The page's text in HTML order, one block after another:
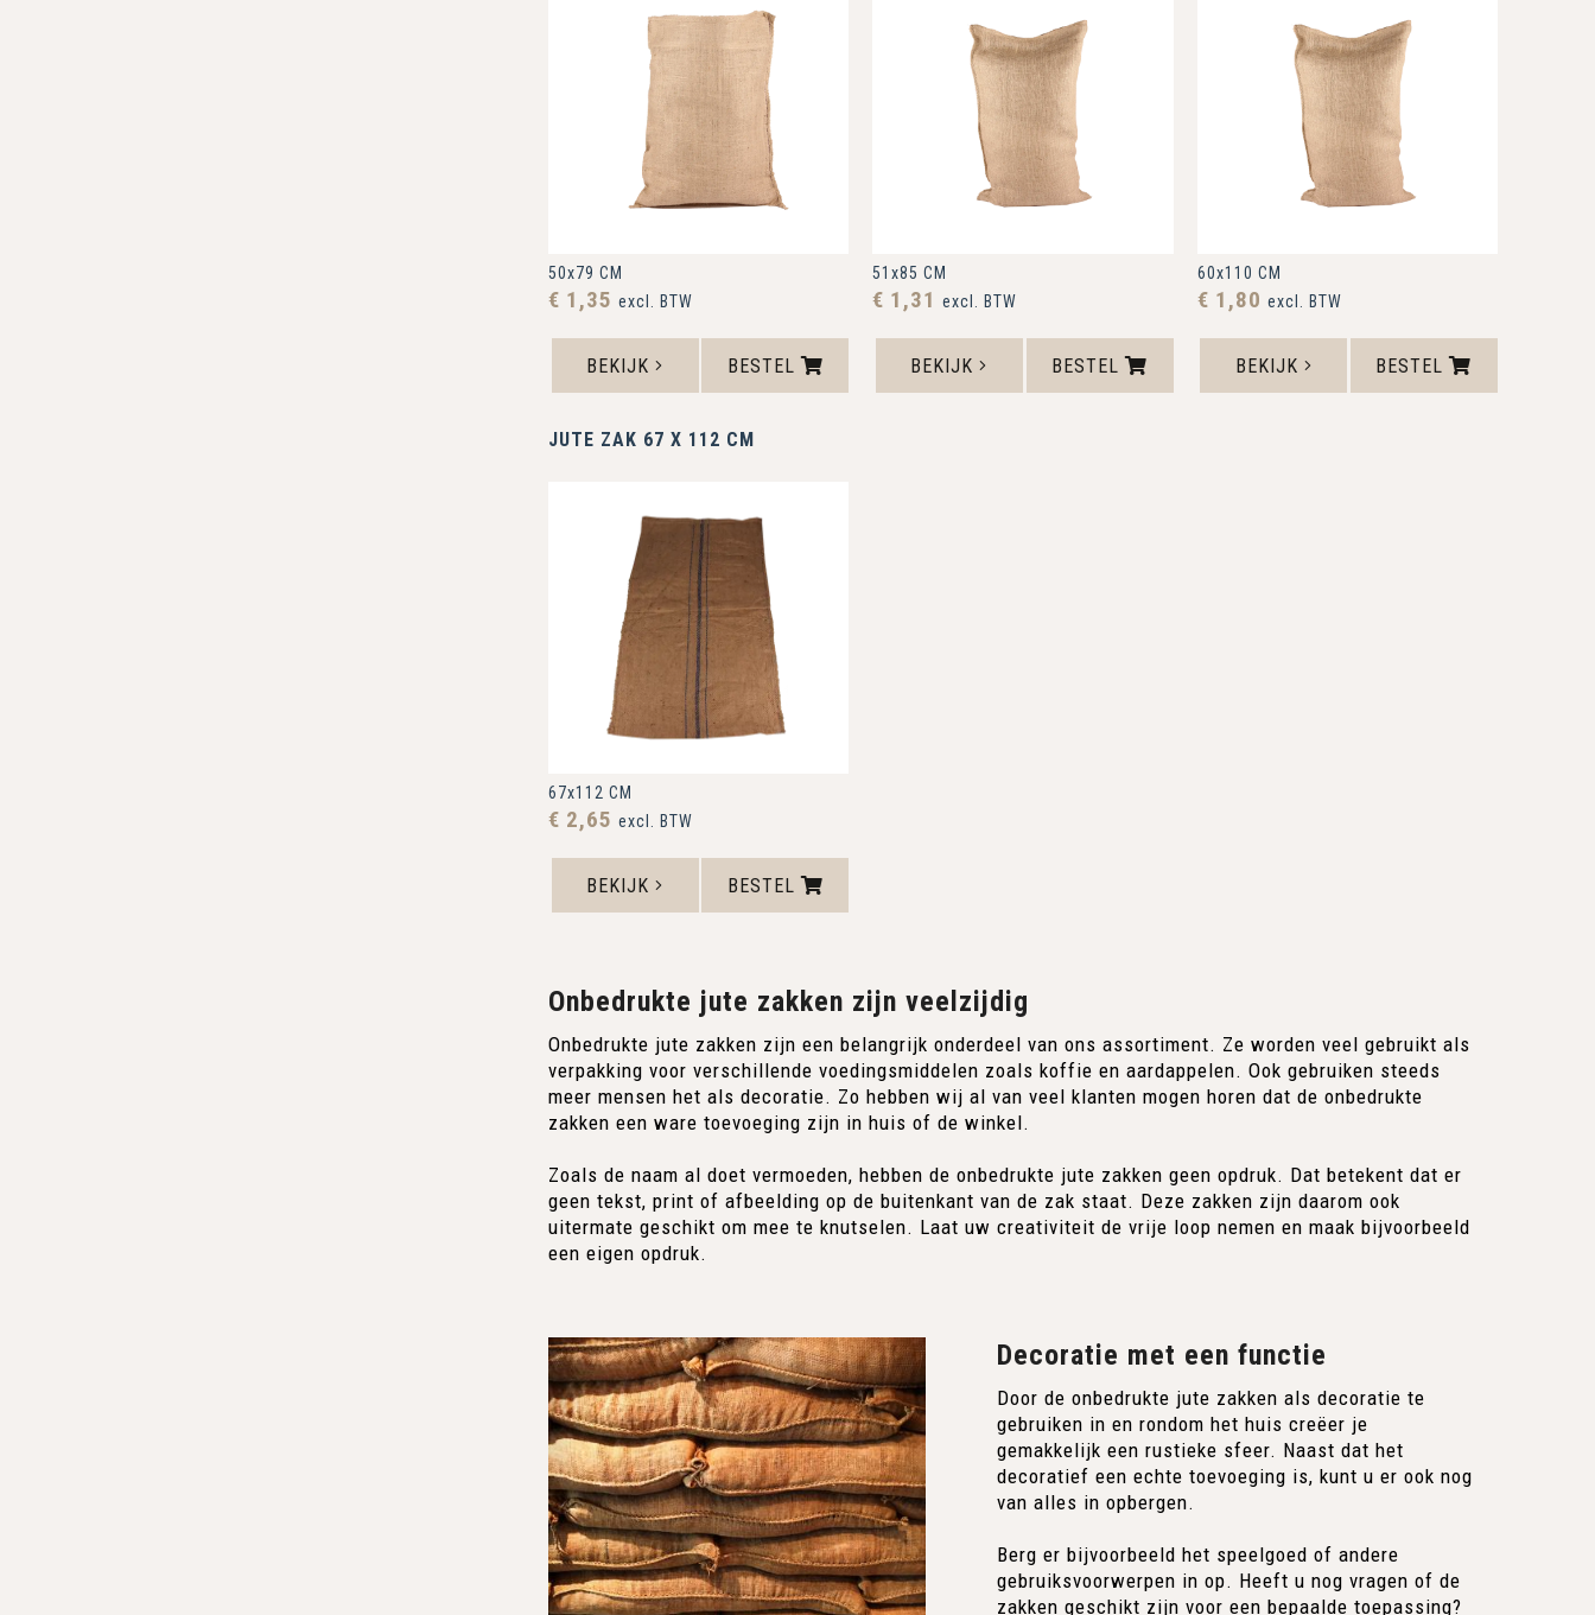
50x79 CM
€ 1,35 excl. BTW
BEKIJK BESTEL
51x85 CM
€ 1,31excl. BTW
BEKIJK BESTEL
60x110 CM
€ 1,80 excl. BTW
BEKIJK BESTEL
JUTE ZAK 67 X 112 CM
67x112 CM
€ 2,65 excl. BTW
BEKIJK BESTEL
Onbedrukte jute zakken zijn veelzijdig
Onbedrukte jute zakken zijn een belangrijk onderdeel van ons assortiment. Ze worden veel gebruikt als
verpakking voor verschillende voedingsmiddelen zoals koffie en aardappelen. Ook gebruiken steeds
meer mensen het als decoratie. Zo hebben wij al van veel klanten mogen horen dat de onbedrukte
zakken een ware toevoeging zijn in huis of de winkel.
Zoals de naam al doet vermoeden, hebben de onbedrukte jute zakken geen opdruk. Dat betekent dat er
geen tekst, print of afbeelding op de buitenkant van de zak staat. Deze zakken zijn daarom ook
uitermate geschikt om mee te knutselen. Laat uw creativiteit de vrije loop nemen en maak bijvoorbeeld
een eigen opdruk.
Decoratie met een functie
Door de onbedrukte jute zakken als decoratie te
gebruiken in en rondom het huis creëer je
gemakkelijk een rustieke sfeer. Naast dat het
decoratief een echte toevoeging is, kunt u er ook nog
van alles in opbergen.
Berg er bijvoorbeeld het speelgoed of andere
gebruiksvoorwerpen in op. Heeft u nog vragen of de
zakken geschikt zijn voor een bepaalde toepassing?